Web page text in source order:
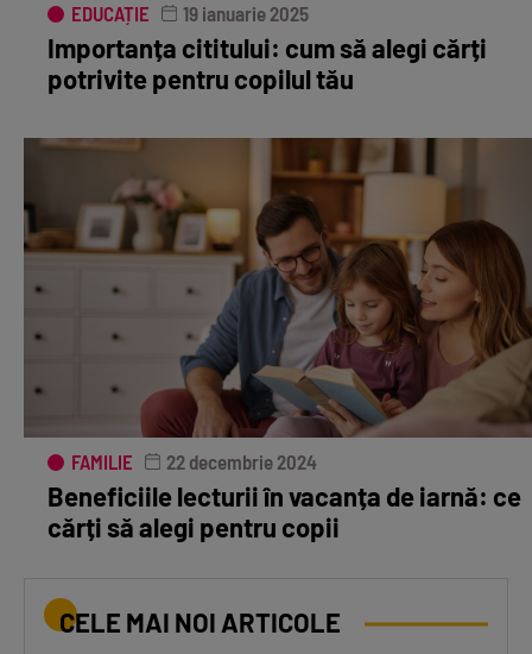
EDUCAȚIE 19 ianuarie 2025
Importanța cititului: cum să alegi cărți
potrivite pentru copilul tău
FAMILIE 22 decembrie 2024
Beneficiile lecturii în vacanța de iarnă: ce
cărți să alegi pentru copii
CELE MAI NOI ARTICOLE